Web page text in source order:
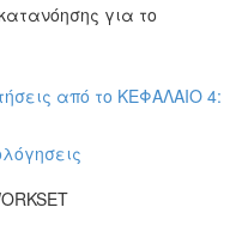
για το
από το ΚΕΦΑΛΑΙΟ 4: